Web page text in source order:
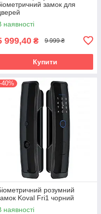
замок для
наявності
999,40 ₴ 9 999 ₴
Купити
розумний
Koval Fri1 чорний
наявності